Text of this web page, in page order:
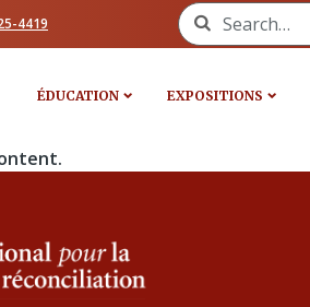
4419 Search for:
ÉDUCATION EXPOSITIONS